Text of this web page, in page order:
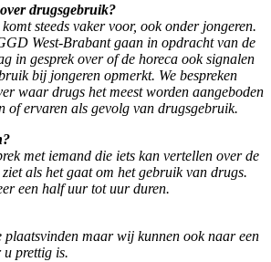
drugsgebruik?
steeds vaker voor, ook onder jongeren.
West-Brabant gaan in opdracht van de
in gesprek over of de horeca ook signalen
bij jongeren opmerkt. We bespreken
waar drugs het meest worden aangeboden
of ervaren als gevolg van drugsgebruik.
met iemand die iets kan vertellen over de
als het gaat om het gebruik van drugs.
een half uur tot uur duren.
plaatsvinden maar wij kunnen ook naar een
u prettig is.